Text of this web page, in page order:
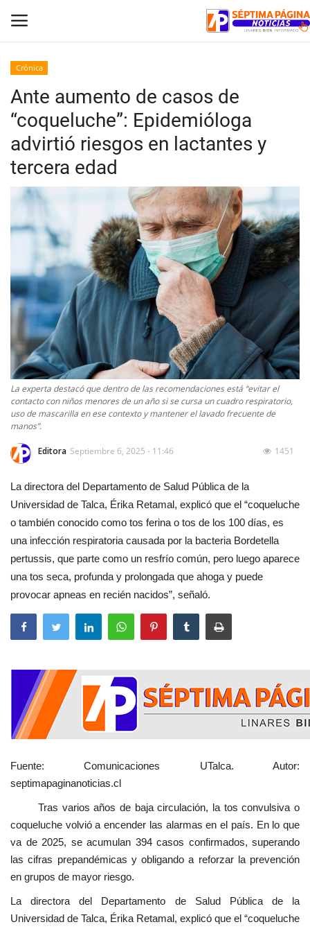
Inicio
Crónica
Policial
Tribunales
Deporte
Política
Espectáculos
Crónica
Ante aumento de casos de
“coqueluche”: Epidemióloga
advirtió riesgos en lactantes y
tercera edad
La experta destacó que dentro de las recomendaciones está “evitar el
contacto con niños menores de un año si se cursa un cuadro respiratorio,
uso de mascarilla en ese contexto y mantener el lavado frecuente de
manos”.
Editora Septiembre 6, 2025 - 11:46 1451
La directora del Departamento de Salud Pública de la
Universidad de Talca, Érika Retamal, explicó que el “coqueluche
o también conocido como tos ferina o tos de los 100 días, es
una infección respiratoria causada por la bacteria Bordetella
pertussis, que parte como un resfrío común, pero luego aparece
una tos seca, profunda y prolongada que ahoga y puede
provocar apneas en recién nacidos”, señaló.
Fuente: Comunicaciones UTalca. Autor:
septimapaginanoticias.cl
Tras varios años de baja circulación, la tos convulsiva o
coqueluche volvió a encender las alarmas en el país. En lo que
va de 2025, se acumulan 394 casos confirmados, superando
las cifras prepandémicas y obligando a reforzar la prevención
en grupos de mayor riesgo.
La directora del Departamento de Salud Pública de la
Universidad de Talca, Érika Retamal, explicó que el “coqueluche